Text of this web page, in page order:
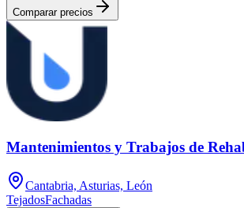
Comparar precios
Mantenimientos y Trabajos de
Cantabria, Asturias, León
TejadosFachadas